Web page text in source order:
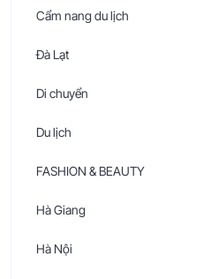
Cẩm nang du lịch
Đà Lạt
Di chuyển
Du lịch
FASHION & BEAUTY
Hà Giang
Hà Nội